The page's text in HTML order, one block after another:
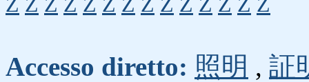
Accesso diretto: 照明 , 証